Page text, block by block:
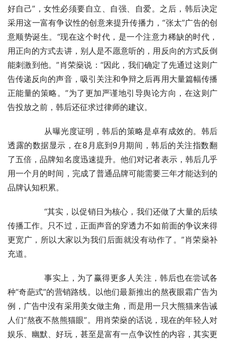
好自己”，女性必须要自立、自强、自爱。之后，韩后决定
采用这一富有争议性的创意来提升传播力，“张太”广告的创
意顺势诞生。“现在这个时代，是一个注意力稀缺的时代，
用正向的方式去讲，别人是不愿意听的，用反向的方式反倒
能刺激到他。”肖荣燊说：“因此，我们确定了先通过这则广
告传递反向的声音，吸引关注和争辩之后再用大量篇幅传播
正能量的策略。”为了更加严谨地引导舆论方向，在这则广
告投放之前，韩后还征求过律师的建议。
透露的数据显示，在8月底到9月期间，韩后的关注指数翻
了五倍，品牌知名度迅速提升。他们对记者表示，韩后几乎
用一个月的时间，完成了普通品牌可能需要三年才能达到的
品牌认知积累。
传播工作。只不过，正面声音的穿透力不如前面的争议来得
更宽广，所以大家以为我们后面就没有动作了。”肖荣燊补
充道。
种“奇葩式”的营销路线。以他们最新推出的熬夜眼霜广告为
例，广告中没有采用美女做主角，而是用一只大熊猫来告诫
人们“熬夜不熬熊猫眼”。用肖荣燊的话说，现在的年轻人对
娱乐、幽默、好玩，甚至是富有一点争议性的内容，其实更